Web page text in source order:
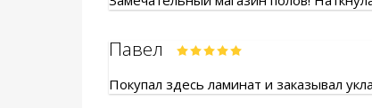
Павел
Покупал здесь ламинат и заказывал